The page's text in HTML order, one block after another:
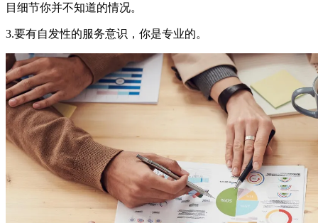
目细节你并不知道的情况。
3.要有自发性的服务意识，你是专业的。